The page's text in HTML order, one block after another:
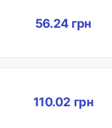
56.24 грн
110.02 грн